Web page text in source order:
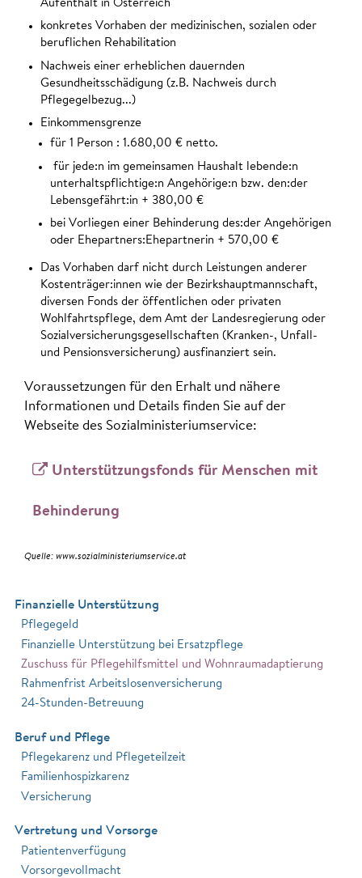
Aufenthalt in Österreich
konkretes Vorhaben der medizinischen, sozialen oder
beruflichen Rehabilitation
Nachweis einer erheblichen dauernden
Gesundheitsschädigung (z.B. Nachweis durch
Pflegegelbezug...)
Einkommensgrenze
für 1 Person : 1.680,00 € netto.
für jede:n im gemeinsamen Haushalt lebende:n
unterhaltspflichtige:n Angehörige:n bzw. den:der
Lebensgefährt:in + 380,00 €
bei Vorliegen einer Behinderung des:der Angehörigen
oder Ehepartners:Ehepartnerin + 570,00 €
Das Vorhaben darf nicht durch Leistungen anderer
Kostenträger:innen wie der Bezirkshauptmannschaft,
diversen Fonds der öffentlichen oder privaten
Wohlfahrtspflege, dem Amt der Landesregierung oder
Sozialversicherungsgesellschaften (Kranken-, Unfall-
und Pensionsversicherung) ausfinanziert sein.
Voraussetzungen für den Erhalt und nähere
Informationen und Details finden Sie auf der
Webseite des Sozialministeriumservice:
Unterstützungsfonds für Menschen mit
Behinderung
Quelle: www.sozialministeriumservice.at
Finanzielle Unterstützung
Pflegegeld
Finanzielle Unterstützung bei Ersatzpflege
Zuschuss für Pflegehilfsmittel und Wohnraumadaptierung
Rahmenfrist Arbeitslosenversicherung
24-Stunden-Betreuung
Beruf und Pflege
Pflegekarenz und Pflegeteilzeit
Familienhospizkarenz
Versicherung
Vertretung und Vorsorge
Patientenverfügung
Vorsorgevollmacht